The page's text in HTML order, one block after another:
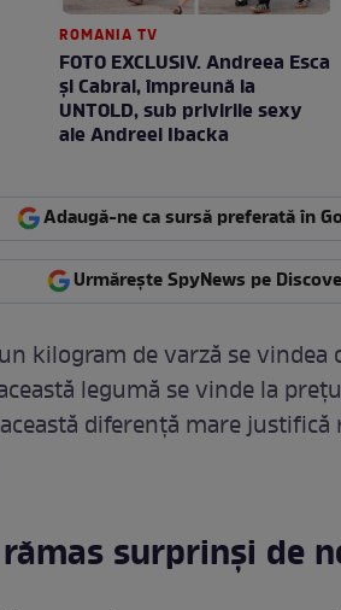
ROMANIA TV
FOTO EXCLUSIV. Andreea Esca
şi Cabral, împreună la
UNTOLD, sub privirile sexy
ale Andreei Ibacka
Adaugă-ne ca sursă preferată în
Urmărește SpyNews pe
kilogram de varză se vindea
legumă se vinde la
diferență mare
surprinși de